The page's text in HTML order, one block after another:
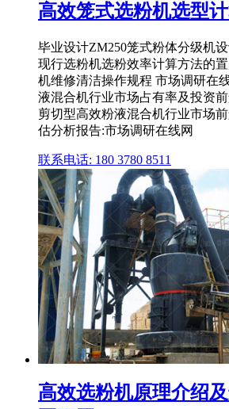
高效笼式选粉机选型
毕业设计ZM250笼式粉体分级机
现行选粉机选粉效率计算方法的
机维修清洁操作规程 市场调研在
液混合机行业市场占有率及投资
剪切型高效粉液混合机行业市场
估分析报告:市场调研在线网
联系电话: 180 3780 8511
高效选粉机原理介绍